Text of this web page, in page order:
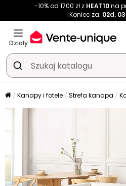
-10% od 1700 zł z HEAT10na
Koniec za: 02d.
Działy
Kanapy i fotele Strefa kanapa